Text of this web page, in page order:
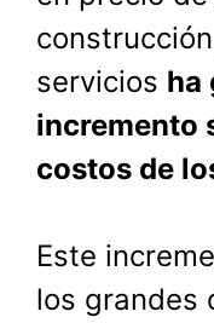
servicios ha
incremento
costos de
Este
los grandes